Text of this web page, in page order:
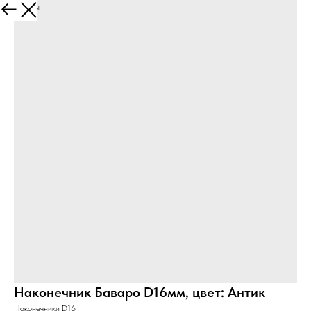
Все товары
Наконечник Баваро D16мм, цвет: Антик
Наконечники D16